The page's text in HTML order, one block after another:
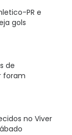
PR e
gols
de
foram
no Viver